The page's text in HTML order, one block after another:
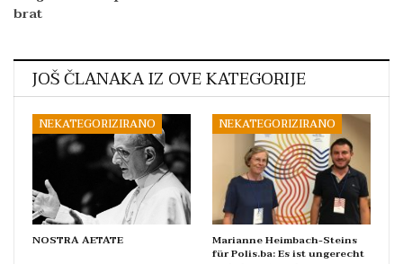
brat
JOŠ ČLANAKA IZ OVE KATEGORIJE
NEKATEGORIZIRANO
NOSTRA AETATE
NEKATEGORIZIRANO
Marianne Heimbach-Steins
für Polis.ba: Es ist ungerecht